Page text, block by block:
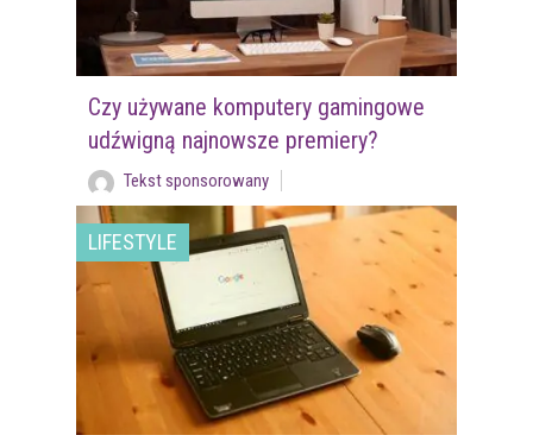
Czy używane komputery gamingowe
udźwigną najnowsze premiery?
Tekst sponsorowany
LIFESTYLE